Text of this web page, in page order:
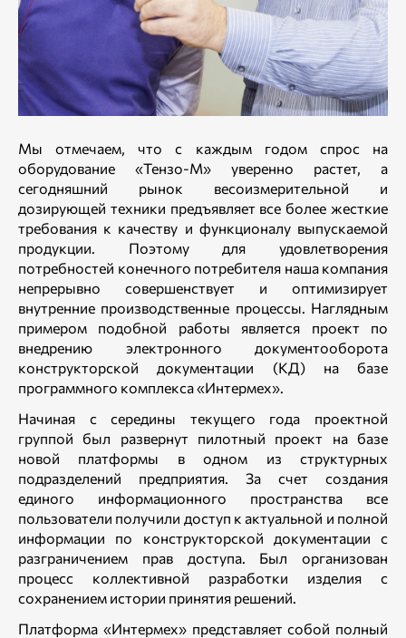
Мы отмечаем, что с каждым годом спрос на
оборудование «Тензо-М» уверенно растет, а
сегодняшний рынок весоизмерительной и
дозирующей техники предъявляет все более жесткие
требования к качеству и функционалу выпускаемой
продукции. Поэтому для удовлетворения
потребностей конечного потребителя наша компания
непрерывно совершенствует и оптимизирует
внутренние производственные процессы. Наглядным
примером подобной работы является проект по
внедрению электронного документооборота
конструкторской документации (КД) на базе
программного комплекса «Интермех».
Начиная с середины текущего года проектной
группой был развернут пилотный проект на базе
новой платформы в одном из структурных
подразделений предприятия. За счет создания
единого информационного пространства все
пользователи получили доступ к актуальной и полной
информации по конструкторской документации с
разграничением прав доступа. Был организован
процесс коллективной разработки изделия с
сохранением истории принятия решений.
Платформа «Интермех» представляет собой полный